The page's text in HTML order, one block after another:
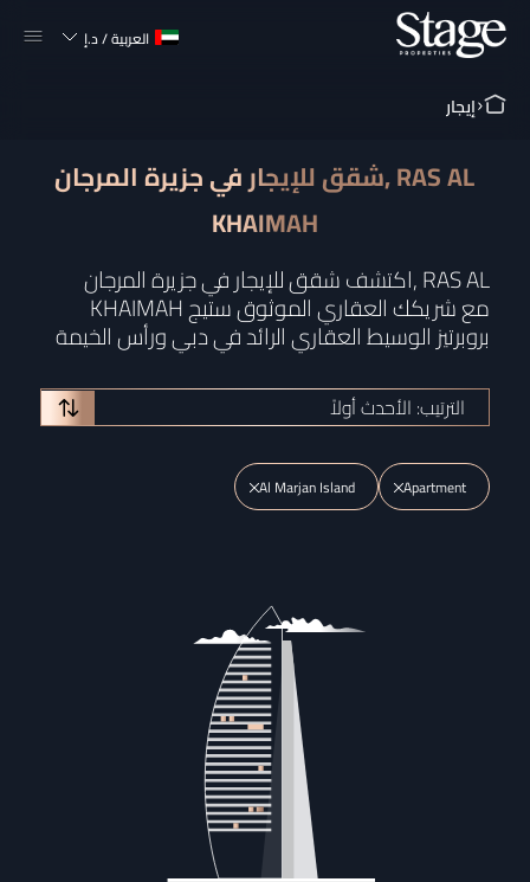
العربية/د.إ
إيجار
شقق للإيجار في جزيرة المرجان, RAS AL
KHAIMAH
اكتشف شقق للإيجار في جزيرة المرجان, RAS AL
KHAIMAH مع شريكك العقاري الموثوق ستيج
بروبرتيز الوسيط العقاري الرائد في دبي ورأس الخيمة
الترتيب: الأحدث أولاً
Apartment
Al Marjan Island